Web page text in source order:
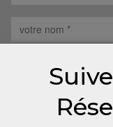
Save my name,